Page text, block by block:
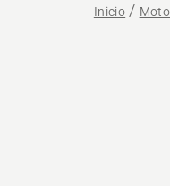
Inicio